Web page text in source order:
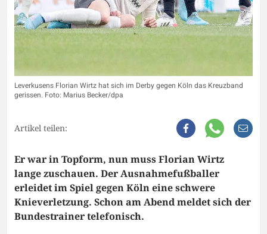
Leverkusens Florian Wirtz hat sich im Derby gegen Köln das Kreuzband
gerissen. Foto: Marius Becker/dpa
Artikel teilen:
Er war in Topform, nun muss Florian Wirtz
lange zuschauen. Der Ausnahmefußballer
erleidet im Spiel gegen Köln eine schwere
Knieverletzung. Schon am Abend meldet sich der
Bundestrainer telefonisch.